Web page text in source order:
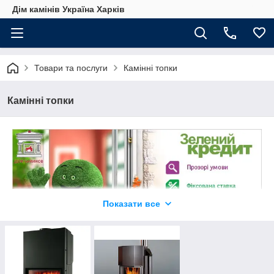
Дім камінів Україна Харків
Товари та послуги Камінні топки
Камінні топки
Показати все